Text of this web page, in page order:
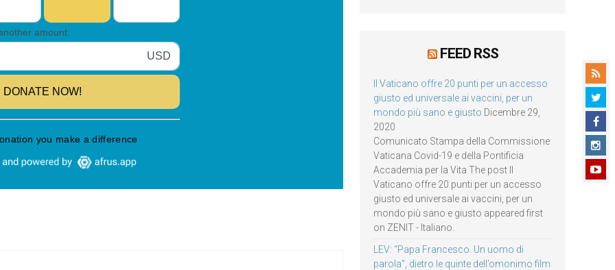
FEED RSS
Il Vaticano offre 20 punti per un accesso
giusto ed universale ai vaccini, per un
mondo più sano e giusto Dicembre 29,
2020
Comunicato Stampa della Commissione
Vaticana Covid-19 e della Pontificia
Accademia per la Vita The post Il
Vaticano offre 20 punti per un accesso
giusto ed universale ai vaccini, per un
mondo più sano e giusto appeared first
on ZENIT - Italiano.
LEV: “Papa Francesco. Un uomo di
parola”, dietro le quinte dell’omonimo film